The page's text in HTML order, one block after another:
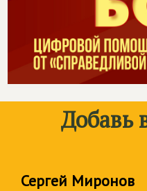
Добавь
Сергей Миронов